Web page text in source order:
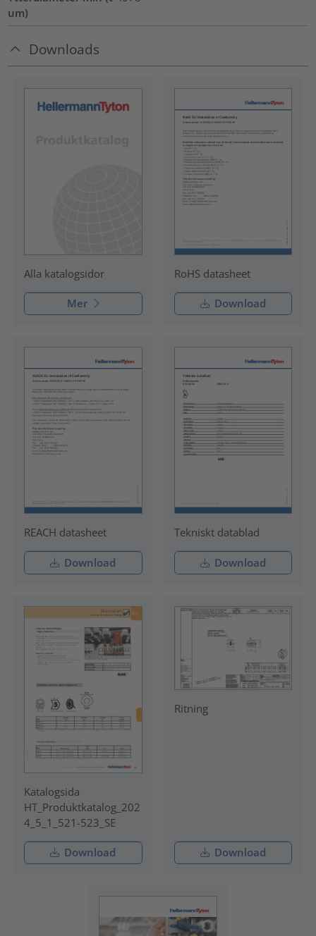
um)
Downloads
Alla katalogsidor
Mer
RoHS datasheet
Download
REACH datasheet
Download
Tekniskt datablad
Download
Katalogsida
HT_Produktkatalog_202
4_5_1_521-523_SE
Download
Ritning
Download